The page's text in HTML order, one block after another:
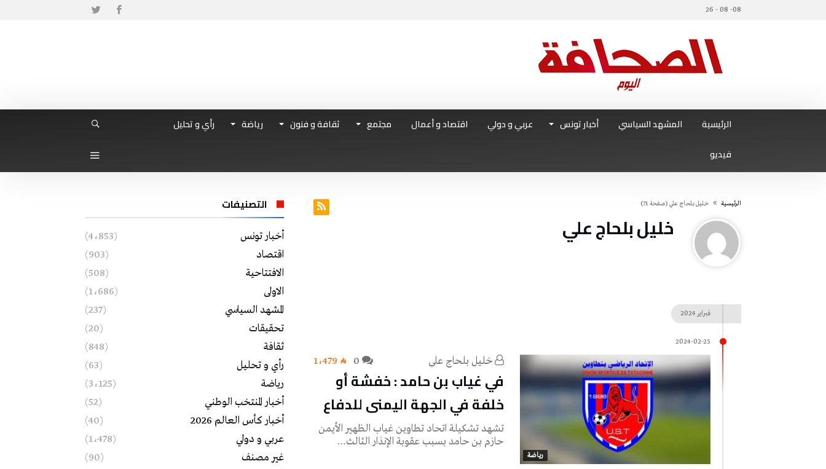
08- 08 - 26
الرئيسية المشهد السياسي أخبار تونس عربي و دولي اقتصاد و أعمال مجتمع ثقافة و فنون رياضة
رأي و تحليل
فيديو
‫الرئيسية‬ خليل‭ ‬بلحاج‭ ‬علي (‫صفحة‬ 71)
خليل‭ ‬بلحاج‭ ‬علي
فبراير 2024
2024-02-25
رياضة
خليل‭ ‬بلحاج‭ ‬علي 1٬479
في غياب بن حامد : خفشة أو
خلفة في الجهة اليمنى للدفاع
تشهد تشكيلة اتحاد تطاوين غياب الظهير الأيمن
حازم بن حامد بسبب عقوبة الإنذار الثالث…
التصنيفات
أخبار تونس
(4٬853)
اقتصاد
(903)
الافتتاحية
(508)
الاولى
(1٬686)
المشهد السياسي
(237)
تحقيقات
(20)
ثقافة
(848)
رأي و تحليل
(63)
رياضة
(3٬125)
أخبار المنتخب الوطني
(52)
أخبار كأس العالم 2026
(40)
عربي و دولي
(1٬478)
غير مصنف
(90)